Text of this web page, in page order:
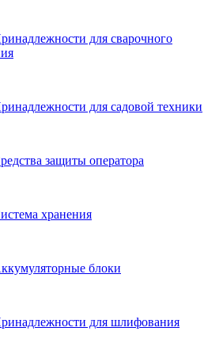
для сварочного
для садовой техники
защиты оператора
хранения
блоки
для шлифования